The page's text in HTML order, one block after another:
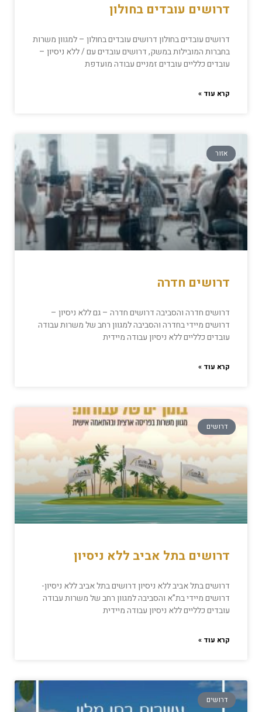
דרושים עובדים בחולון
דרושים עובדים בחולון דרושים עובדים בחולון – למגוון משרות
בחברות המובילות במשק, דרושים עובדים עם / ללא ניסיון –
עובדים כלליים עובדים זמניים עבודה מועדפת
קרא עוד »
אזור
דרושים חדרה
דרושים חדרה והסביבה דרושים חדרה – גם ללא ניסיון –
דרושים מיידי בחדרה והסביבה למגוון רחב של משרות עבודה
עובדים כלליים ללא ניסיון עבודה מיידית
קרא עוד »
דרושים
דרושים בתל אביב ללא ניסיון
דרושים בתל אביב ללא ניסיון דרושים בתל אביב ללא ניסיון-
דרושים מיידי בת”א והסביבה למגוון רחב של משרות עבודה
עובדים כלליים ללא ניסיון עבודה מיידית
קרא עוד »
דרושים